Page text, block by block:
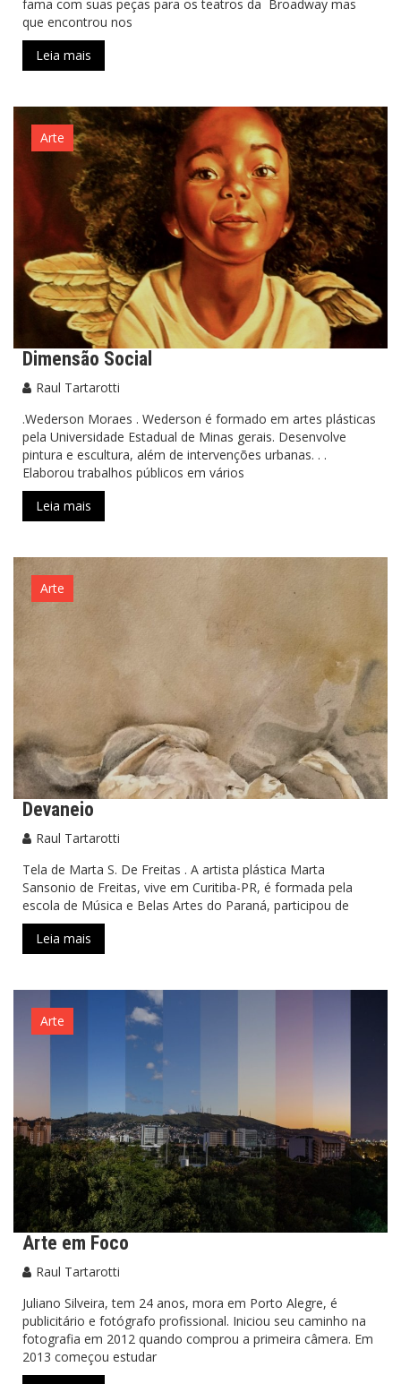
fama com suas peças para os teatros da Broadway mas
que encontrou nos
Leia mais
Arte
Dimensão Social
Raul Tartarotti
.Wederson Moraes . Wederson é formado em artes plásticas
pela Universidade Estadual de Minas gerais. Desenvolve
pintura e escultura, além de intervenções urbanas. . .
Elaborou trabalhos públicos em vários
Leia mais
Arte
Devaneio
Raul Tartarotti
Tela de Marta S. De Freitas . A artista plástica Marta
Sansonio de Freitas, vive em Curitiba-PR, é formada pela
escola de Música e Belas Artes do Paraná, participou de
Leia mais
Arte
Arte em Foco
Raul Tartarotti
Juliano Silveira, tem 24 anos, mora em Porto Alegre, é
publicitário e fotógrafo profissional. Iniciou seu caminho na
fotografia em 2012 quando comprou a primeira câmera. Em
2013 começou estudar